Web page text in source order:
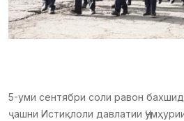
5-уми сентябри соли равон
ҷашни Истиқлоли давлатии